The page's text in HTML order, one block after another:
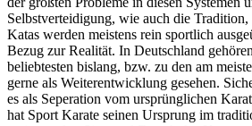
Selbstverteidigung, wie auch die Tradition,
Katas werden meistens rein sportlich
Bezug zur Realität. In Deutschland
beliebtesten bislang, bzw. zu den am
gerne als Weiterentwicklung gesehen.
es als Seperation vom ursprünglichen
hat Sport Karate seinen Ursprung im